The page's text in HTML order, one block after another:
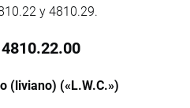
y 4810.29.
(liviano) («L.W.C.»)